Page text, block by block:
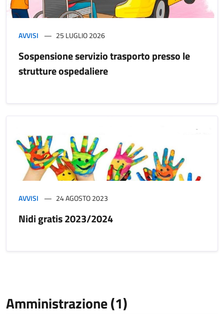
AVVISI 25 LUGLIO 2026
Sospensione servizio trasporto presso le
strutture ospedaliere
AVVISI 24 AGOSTO 2023
Nidi gratis 2023/2024
Amministrazione (1)